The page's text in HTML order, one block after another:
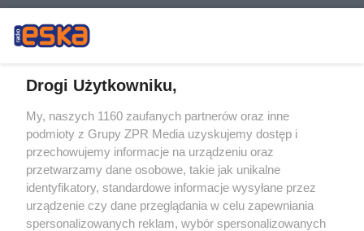
Żaden utwór zamieszczony w serwisie nie może być powielany i
rozpowszechniany lub dalej rozpowszechniany w jakikolwiek sposób (w
tym także elektroniczny lub mechaniczny) na jakimkolwiek polu
eksploatacji w jakiejkolwiek formie, włącznie z umieszczaniem w Internecie
bez pisemnej zgody właściciela praw. Jakiekolwiek użycie lub
wykorzystanie utworów w całości lub w części z naruszeniem prawa, tzn.
bez właściwej zgody, jest zabronione pod groźbą kary i może być ścigane
prawnie.
Drogi Użytkowniku,
My, naszych 1160 zaufanych partnerów oraz inne
podmioty z Grupy ZPR Media uzyskujemy dostęp i
przechowujemy informacje na urządzeniu oraz
przetwarzamy dane osobowe, takie jak unikalne
identyfikatory, standardowe informacje wysyłane przez
urządzenie czy dane przeglądania w celu zapewniania
spersonalizowanych reklam, wybór spersonalizowanych